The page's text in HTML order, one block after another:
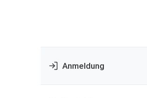
Anmeldung